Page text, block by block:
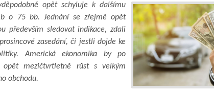
opět schyluje k dalšímu
o 75 bb. Jednání se zřejmě opět
především sledovat indikace, zdali
zasedání, či jestli dojde ke
Americká ekonomika by po
opět mezičtvrtletně růst s velkým
obchodu.